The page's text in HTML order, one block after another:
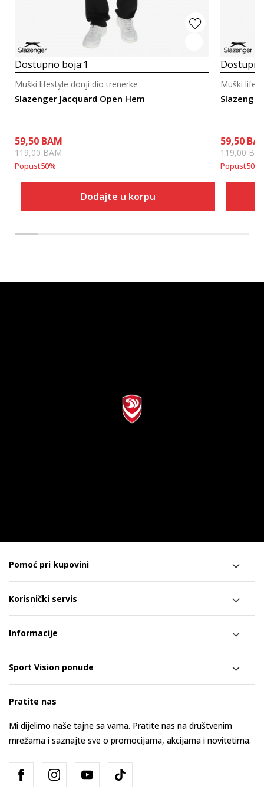
Dostupno boja:1
Slazenger Jacquard Open Hem
Muški lifestyle donji dio trenerke
59,50 BAM
119,00BAM
Popust50%
Dodajte u korpu
Muški
59,50
119,00
Popust50%
Pomoć pri kupovini
Korisnički servis
Informacije
Sport Vision ponude
Pratite nas
Mi dijelimo naše tajne sa vama. Pratite nas na društvenim
mrežama i saznajte sve o promocijama, akcijama i novitetima.